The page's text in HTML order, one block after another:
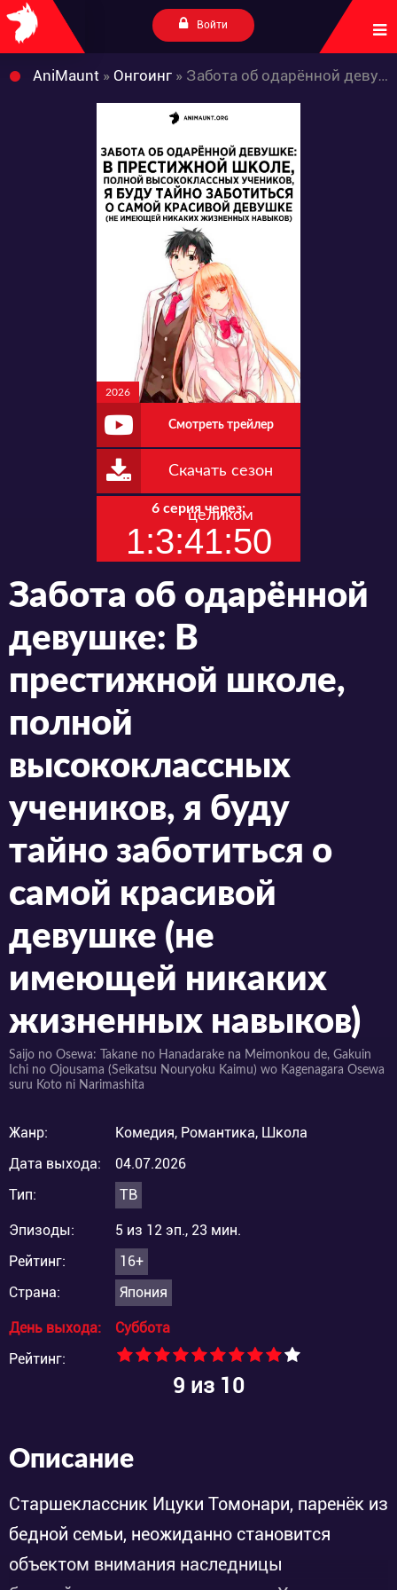
Войти
AniMaunt » Онгоинг » Забота об одарённой девушке: В престижной школе, полной высококлассных учеников, я буду тайно заботиться о самой красивой девушке (не имеющей никаких жизненных навыков)
2026
Смотреть трейлер
Скачать сезон
целиком
6 серия через:
1:3:41:49
Забота об одарённой
девушке: В
престижной школе,
полной
высококлассных
учеников, я буду
тайно заботиться о
самой красивой
девушке (не
имеющей никаких
жизненных навыков)
Saijo no Osewa: Takane no Hanadarake na Meimonkou de, Gakuin
Ichi no Ojousama (Seikatsu Nouryoku Kaimu) wo Kagenagara Osewa
suru Koto ni Narimashita
Жанр:
Комедия, Романтика, Школа
Дата выхода:
04.07.2026
Тип:
ТВ
Эпизоды:
5 из 12 эп., 23 мин.
Рейтинг:
16+
Страна:
Япония
День выхода:
Суббота
Рейтинг:
9 из 10
Описание
Старшеклассник Ицуки Томонари, паренёк из
бедной семьи, неожиданно становится
объектом внимания наследницы